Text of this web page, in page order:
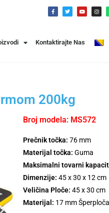
Kontaktirajte Nas
200kg
Broj modela: MS572
Prečnik točka: 76 mm
Materijal točka: Guma
Maksimalni tovarni
Dimenzije: 45 x 30 x 12 cm
Veličina Ploče: 45 x 30 cm
Materijal: 17 mm Šperploča